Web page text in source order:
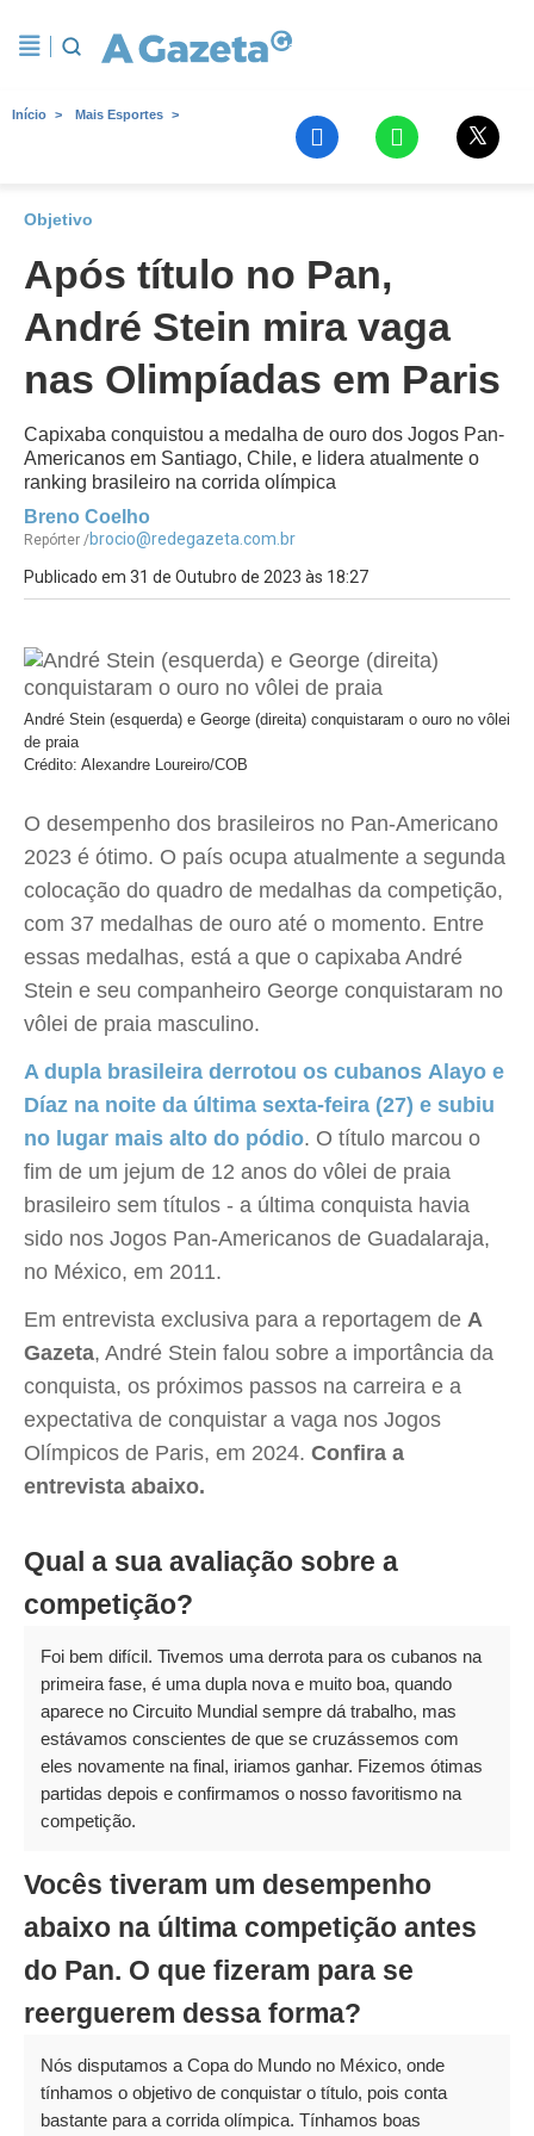
Início Mais Esportes
Objetivo
Após título no Pan,
André Stein mira vaga
nas Olimpíadas em Paris
Capixaba conquistou a medalha de ouro dos Jogos Pan-
Americanos em Santiago, Chile, e lidera atualmente o
ranking brasileiro na corrida olímpica
Breno Coelho
Repórter /brocio@redegazeta.com.br
Publicado em 31 de Outubro de 2023 às 18:27
André Stein (esquerda) e George (direita) conquistaram o ouro no vôlei
de praia
Crédito: Alexandre Loureiro/COB
O desempenho dos brasileiros no Pan-Americano
2023 é ótimo. O país ocupa atualmente a segunda
colocação do quadro de medalhas da competição,
com 37 medalhas de ouro até o momento. Entre
essas medalhas, está a que o capixaba André
Stein e seu companheiro George conquistaram no
vôlei de praia masculino.
A dupla brasileira derrotou os cubanos Alayo e
Díaz na noite da última sexta-feira (27) e subiu
no lugar mais alto do pódio. O título marcou o
fim de um jejum de 12 anos do vôlei de praia
brasileiro sem títulos - a última conquista havia
sido nos Jogos Pan-Americanos de Guadalaraja,
no México, em 2011.
Em entrevista exclusiva para a reportagem de A
Gazeta, André Stein falou sobre a importância da
conquista, os próximos passos na carreira e a
expectativa de conquistar a vaga nos Jogos
Olímpicos de Paris, em 2024. Confira a
entrevista abaixo.
Qual a sua avaliação sobre a
competição?
Foi bem difícil. Tivemos uma derrota para os cubanos na
primeira fase, é uma dupla nova e muito boa, quando
aparece no Circuito Mundial sempre dá trabalho, mas
estávamos conscientes de que se cruzássemos com
eles novamente na final, iriamos ganhar. Fizemos ótimas
partidas depois e confirmamos o nosso favoritismo na
competição.
Vocês tiveram um desempenho
abaixo na última competição antes
do Pan. O que fizeram para se
reerguerem dessa forma?
Nós disputamos a Copa do Mundo no México, onde
tínhamos o objetivo de conquistar o título, pois conta
bastante para a corrida olímpica. Tínhamos boas